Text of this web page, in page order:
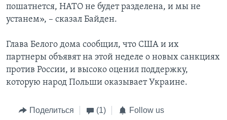
пошатнется, НАТО не будет разделена, и мы не
устанем», – сказал Байден.
Глава Белого дома сообщил, что США и их
партнеры объявят на этой неделе о новых санкциях
против России, и высоко оценил поддержку,
которую народ Польши оказывает Украине.
Поделиться (1) Follow us